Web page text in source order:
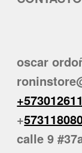
oscar
+
calle 9